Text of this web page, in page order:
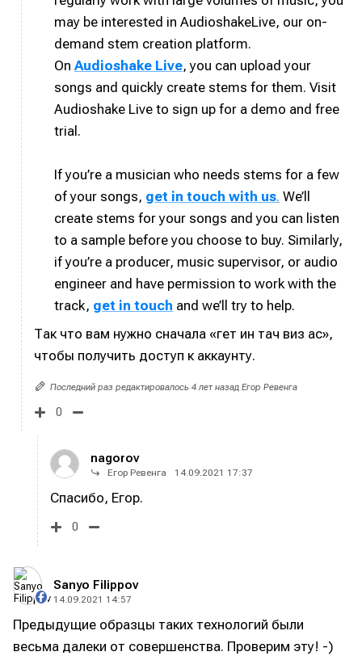
Нажимая на кнопку «Войти» или на кнопки социальных
сервисов для входа, вы подтверждаете, что
Условия использования
Политику обработки персональных данныхиПравила
площадки.
Нажимая на кнопку «Войти» или на кнопки социальных
сервисов для входа, вы подтверждаете, что
Условия использования
Политику обработки персональных данныхиПравила
площадки.
Нажимая на кнопку «Войти» или на кнопки социальных
сервисов для входа, вы подтверждаете, что
Условия использования
Политику обработки персональных данныхиПравила
площадки.
Справочник гитариста
Мы в социальных сетях
Информация
О проекте Реклама
Редакционная политика (в разработке)
Предложение новостей
Нажимая на кнопку «Войти» или на кнопки социальных
сервисов для входа, вы подтверждаете, что
Условия использования
Политику обработки персональных данныхиПравила
площадки.
Справочник гитариста
Мы в социальных сетях
Информация
О проекте Реклама
Редакционная политика (в разработке)
Предложение новостей
may be interested in AudioshakeLive, our on-
demand stem creation platform.
On Audioshake Live, you can upload your
songs and quickly create stems for them. Visit
Audioshake Live to sign up for a demo and free
trial.
If you’re a musician who needs stems for a few
of your songs, get in touch with us. We’ll
create stems for your songs and you can listen
to a sample before you choose to buy. Similarly,
if you’re a producer, music supervisor, or audio
engineer and have permission to work with the
track, get in touch and we’ll try to help.
Так что вам нужно сначала «гет ин тач виз ас»,
чтобы получить доступ к аккаунту.
Последний раз редактировалось 4 лет назад Егор Ревенга
0
nagorov
Егор Ревенга 14.09.2021 17:37
Спасибо, Егор.
0
Sanyo Filippov
14.09.2021 14:57
Предыдущие образцы таких технологий были
весьма далеки от совершенства. Проверим эту! -)